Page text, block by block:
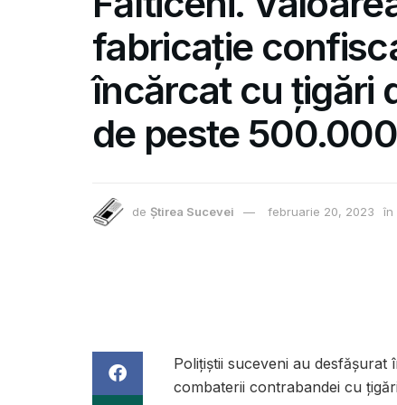
fabricație
încărcat cu țigări
de peste
de Știrea Sucevei februarie 20, 2023 în
Polițiștii suceveni au
combaterii contrabandei cu